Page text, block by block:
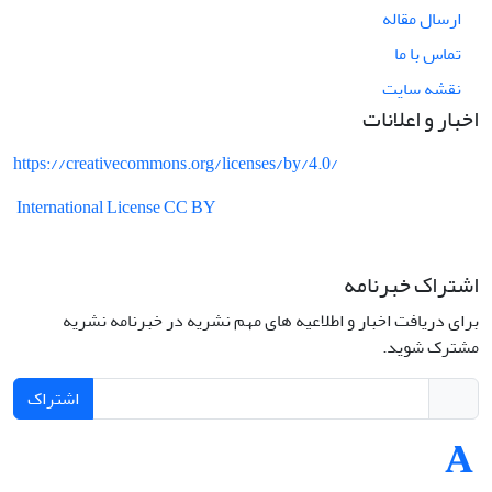
ارسال مقاله
تماس با ما
نقشه سایت
اخبار و اعلانات
https://creativecommons.org/licenses/by/4.0/
International License CC BY
اشتراک خبرنامه
برای دریافت اخبار و اطلاعیه های مهم نشریه در خبرنامه نشریه
مشترک شوید.
اشتراک